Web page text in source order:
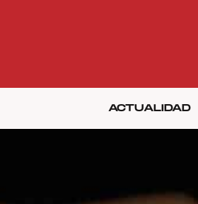
ACTUALIDAD